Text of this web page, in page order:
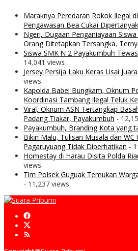
Maraknya Peredaran Rokok Ilegal
Pengawasan Bea Cukai
Ngeri, Dugaan Penganiayaan
Orang Ditetapkan Tersangka,
Siswa SMK N 2 Payakumbuh
14,041 views
Jersey Persija Laku Keras Usai
views
Kapolda Babel Bungkam, Oknum
Koordinasi Tambang Ilegal Teluk
Viral, Oknum ASN Tertangkap
Padang Tiakar, Payakumbuh -
Payakumbuh, Branding Kota yang
Bikin Malu, Tulisan Musala dan
Pagaruyuang Tidak Diperhatikan -
Homestay di Harau Disita Polda
views
Tim Polsek Guguak Temukan
- 11,237 views